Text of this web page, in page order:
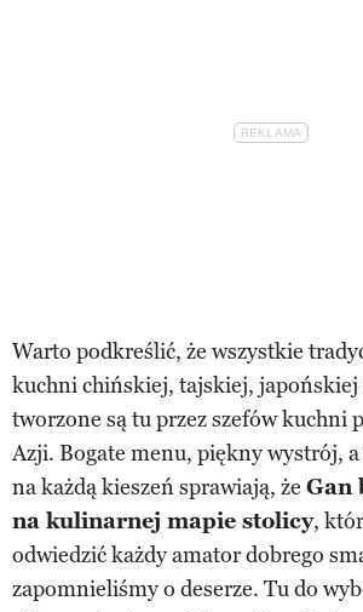
Warto podkreślić, że wszystkie
kuchni chińskiej, tajskiej,
tworzone są tu przez szefów kuchni
Azji. Bogate menu, piękny wystrój,
na każdą kieszeń sprawiają, że Gan
na kulinarnej mapie stolicy,
odwiedzić każdy amator dobrego
zapomnieliśmy o deserze. Tu do